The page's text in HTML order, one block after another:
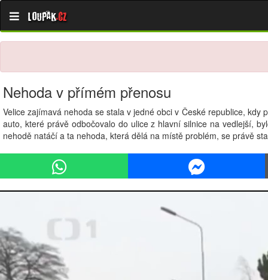
Loupak.cz
Nehoda v přímém přenosu
Velice zajímavá nehoda se stala v jedné obci v České republice,
auto, které právě odbočovalo do ulice z hlavní silnice na vedlejší,
nehodě natáčí a ta nehoda, která dělá na místě problém, se právě